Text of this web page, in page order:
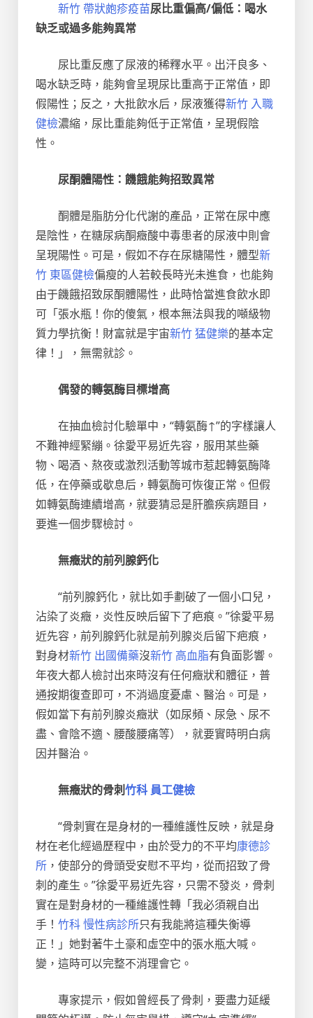
新竹 帶狀皰疹疫苗尿比重偏高/偏低：喝水
缺乏或過多能夠異常
尿比重反應了尿液的稀釋水平。出汗良多、
喝水缺乏時，能夠會呈現尿比重高于正常值，即
假陽性；反之，大批飲水后，尿液獲得新竹 入職
健檢濃縮，尿比重能夠低于正常值，呈現假陰
性。
尿酮體陽性：饑餓能夠招致異常
酮體是脂肪分化代謝的產品，正常在尿中應
是陰性，在糖尿病酮癥酸中毒患者的尿液中則會
呈現陽性。可是，假如不存在尿糖陽性，體型新
竹 東區健檢偏瘦的人若較長時光未進食，也能夠
由于饑餓招致尿酮體陽性，此時恰當進食飲水即
可「張水瓶！你的傻氣，根本無法與我的噸級物
質力學抗衡！財富就是宇宙新竹 猛健樂的基本定
律！」，無需就診。
偶發的轉氨酶目標增高
在抽血檢討化驗單中，“轉氨酶↑”的字樣讓人
不難神經緊繃。徐愛平易近先容，服用某些藥
物、喝酒、熬夜或激烈活動等城市惹起轉氨酶降
低，在停藥或歇息后，轉氨酶可恢復正常。但假
如轉氨酶連續增高，就要猜忌是肝膽疾病題目，
要進一個步驟檢討。
無癥狀的前列腺鈣化
“前列腺鈣化，就比如手劃破了一個小口兒，
沾染了炎癥，炎性反映后留下了疤痕。”徐愛平易
近先容，前列腺鈣化就是前列腺炎后留下疤痕，
對身材新竹 出國備藥沒新竹 高血脂有負面影響。
年夜大都人檢討出來時沒有任何癥狀和體征，普
通按期復查即可，不消過度憂慮、醫治。可是，
假如當下有前列腺炎癥狀（如尿頻、尿急、尿不
盡、會陰不適、腰酸腰痛等），就要實時明白病
因并醫治。
無癥狀的骨刺竹科 員工健檢
“骨刺實在是身材的一種維護性反映，就是身
材在老化經過歷程中，由於受力的不平均康德診
所 ，使部分的骨頭受安慰不平均，從而招致了骨
刺的產生。”徐愛平易近先容，只需不發炎，骨刺
實在是對身材的一種維護性轉「我必須親自出
手！ 竹科 慢性病診所只有我能將這種失衡導
正！」她對著牛土豪和虛空中的張水瓶大喊。
變，這時可以完整不消理會它。
專家提示，假如曾經長了骨刺，要盡力延緩